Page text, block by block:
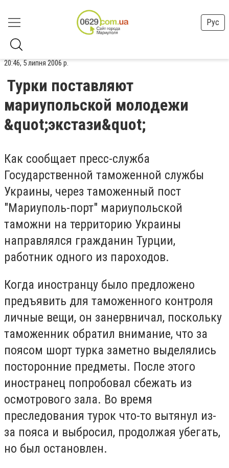
Рус
20:46, 5 липня 2006 р.
Турки поставляют
мариупольской молодежи
&quot;экстази&quot;
Как сообщает пресс-служба
Государственной таможенной службы
Украины, через таможенный пост
"Мариуполь-порт" мариупольской
таможни на территорию Украины
направлялся гражданин Турции,
работник одного из пароходов.
Когда иностранцу было предложено
предъявить для таможенного контроля
личные вещи, он занервничал, поскольку
таможенник обратил внимание, что за
поясом шорт турка заметно выделялись
посторонние предметы. После этого
иностранец попробовал сбежать из
осмотрового зала. Во время
преследования турок что-то вытянул из-
за пояса и выбросил, продолжая убегать,
но был остановлен.